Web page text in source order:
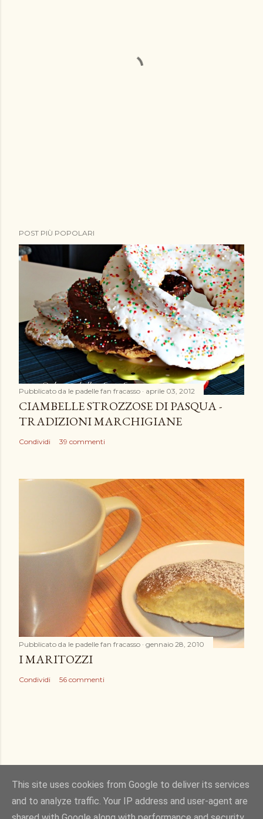
POST PIÙ POPOLARI
Pubblicato da le padelle fan fracasso aprile 03, 2012
CIAMBELLE STROZZOSE DI PASQUA -
TRADIZIONI MARCHIGIANE
Condividi 39 commenti
Pubblicato da le padelle fan fracasso gennaio 28, 2010
I MARITOZZI
Condividi 56 commenti
Powered by Blogger
This site uses cookies from Google to deliver its services
and to analyze traffic. Your IP address and user-agent are